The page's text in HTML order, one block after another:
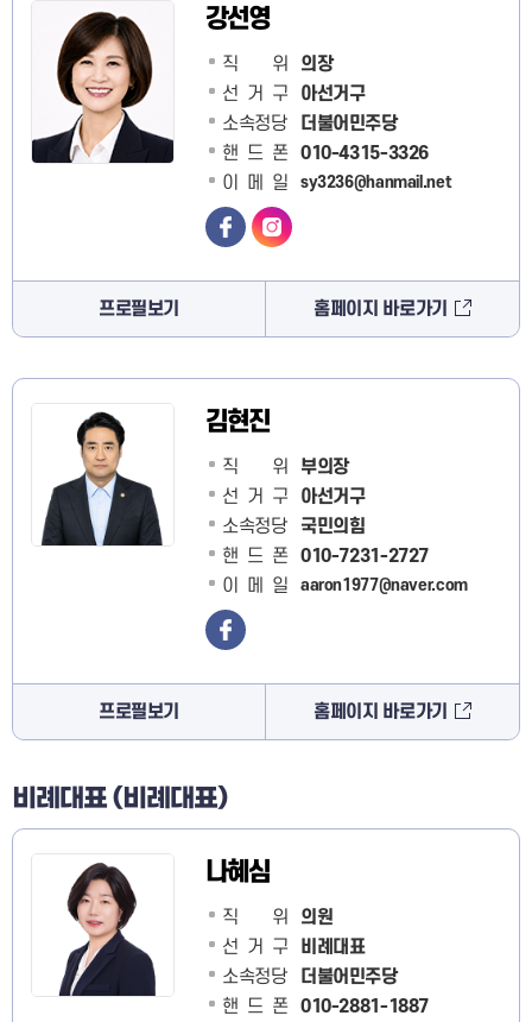
강선영
직 위의장
선거구
아선거구
소속정당
더불어민주당
핸드폰 010-4315-3326
이메일
sy3236@hanmail.net
프로필보기 홈페이지 바로가기
김현진
직 위부의장
선거구
아선거구
소속정당
국민의힘
핸드폰 010-7231-2727
이메일
aaron1977@naver.com
프로필보기 홈페이지 바로가기
비례대표 (비례대표)
나혜심
직 위의원
선거구
비례대표
소속정당
더불어민주당
핸드폰 010-2881-1887